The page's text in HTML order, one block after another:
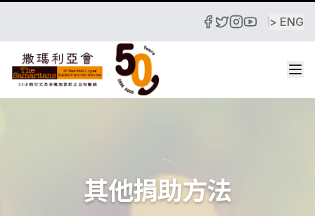
> ENG
其他捐助方法